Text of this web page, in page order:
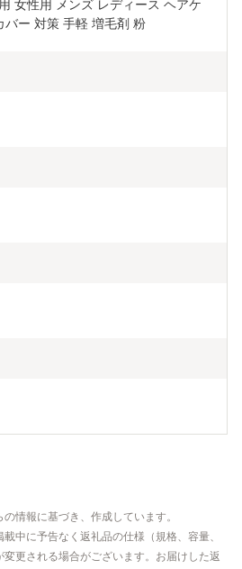
女性用 メンズ レディース ヘアケ
バー 対策 手軽 増毛剤 粉
情報に基づき、作成しています。
中に予告なく返礼品の仕様（規格、容量、
更される場合がございます。お届けした返